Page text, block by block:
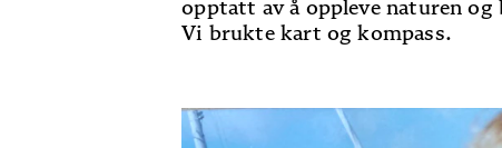
opptatt av å oppleve naturen
Vi brukte kart og kompass.